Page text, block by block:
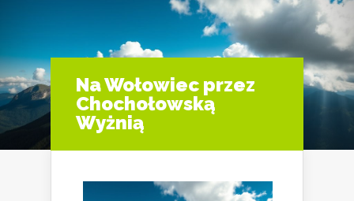
Na Wołowiec przez
Chochołowską
Wyżnią